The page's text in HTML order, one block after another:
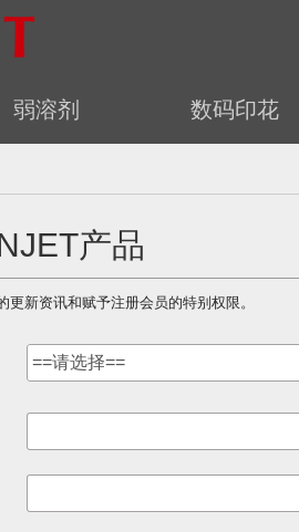
弱溶剂 数码印花
产品
新资讯和赋予注册会员的特别权限。
==请选择==